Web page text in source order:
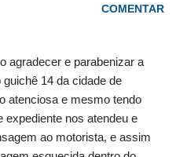
COMENTAR
agradecer e parabenizar a
14 da cidade de
atenciosa e mesmo tendo
expediente nos atendeu e
ao motorista, e assim